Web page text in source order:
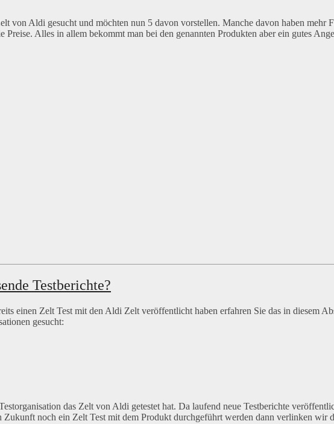
von Aldi gesucht und möchten nun 5 davon vorstellen. Manche davon haben mehr
Preise. Alles in allem bekommt man bei den genannten Produkten aber ein gutes
Testberichte?
einen Zelt Test mit den Aldi Zelt veröffentlicht haben erfahren Sie das in diesem
gesucht:
das Zelt von Aldi getestet hat. Da laufend neue Testberichte
Zukunft noch ein Zelt Test mit dem Produkt durchgeführt werden dann verlinken wir